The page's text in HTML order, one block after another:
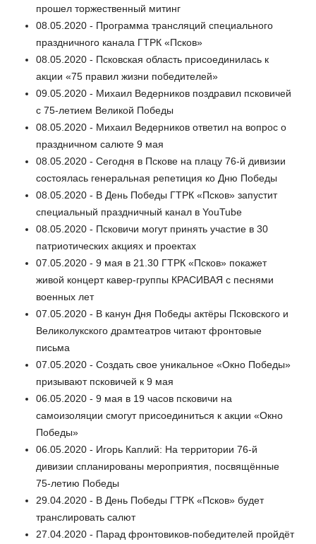
прошел торжественный митинг
08.05.2020 - Программа трансляций специального
праздничного канала ГТРК «Псков»
08.05.2020 - Псковская область присоединилась к
акции «75 правил жизни победителей»
09.05.2020 - Михаил Ведерников поздравил псковичей
с 75-летием Великой Победы
08.05.2020 - Михаил Ведерников ответил на вопрос о
праздничном салюте 9 мая
08.05.2020 - Сегодня в Пскове на плацу 76-й дивизии
состоялась генеральная репетиция ко Дню Победы
08.05.2020 - В День Победы ГТРК «Псков» запустит
специальный праздничный канал в YouTube
08.05.2020 - Псковичи могут принять участие в 30
патриотических акциях и проектах
07.05.2020 - 9 мая в 21.30 ГТРК «Псков» покажет
живой концерт кавер-группы КРАСИВАЯ с песнями
военных лет
07.05.2020 - В канун Дня Победы актёры Псковского и
Великолукского драмтеатров читают фронтовые
письма
07.05.2020 - Создать свое уникальное «Окно Победы»
призывают псковичей к 9 мая
06.05.2020 - 9 мая в 19 часов псковичи на
самоизоляции смогут присоединиться к акции «Окно
Победы»
06.05.2020 - Игорь Каплий: На территории 76-й
дивизии спланированы мероприятия, посвящённые
75-летию Победы
29.04.2020 - В День Победы ГТРК «Псков» будет
транслировать салют
27.04.2020 - Парад фронтовиков-победителей пройдёт